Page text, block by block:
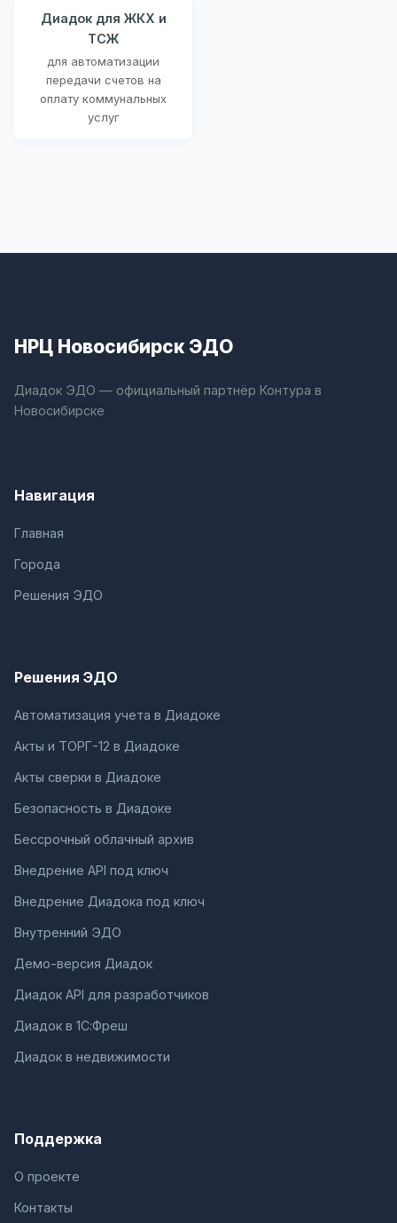
Диадок для ЖКХ и
ТСЖ
для автоматизации
передачи счетов на
оплату коммунальных
услуг
НРЦ Новосибирск ЭДО
Диадок ЭДО — официальный партнёр Контура в
Новосибирске
Навигация
Главная
Города
Решения ЭДО
Решения ЭДО
Автоматизация учета в Диадоке
Акты и ТОРГ-12 в Диадоке
Акты сверки в Диадоке
Безопасность в Диадоке
Бессрочный облачный архив
Внедрение API под ключ
Внедрение Диадока под ключ
Внутренний ЭДО
Демо-версия Диадок
Диадок API для разработчиков
Диадок в 1С:Фреш
Диадок в недвижимости
Поддержка
О проекте
Контакты